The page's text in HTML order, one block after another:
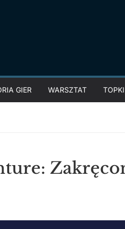
GIER WARSZTAT TOPKI